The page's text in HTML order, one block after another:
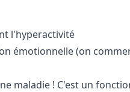
l'hyperactivité
émotionnelle (on
maladie ! C'est un